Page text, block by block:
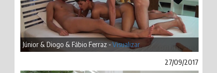
Júnior & Diogo & Fábio Ferraz -Visualizar
27/09/2017